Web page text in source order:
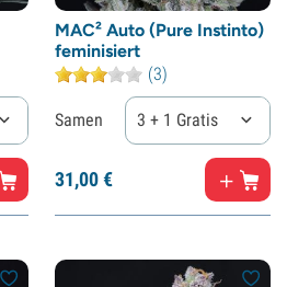
MAC² Auto (Pure Instinto)
feminisiert
(3)
Samen 3 + 1 Gratis
31,00€